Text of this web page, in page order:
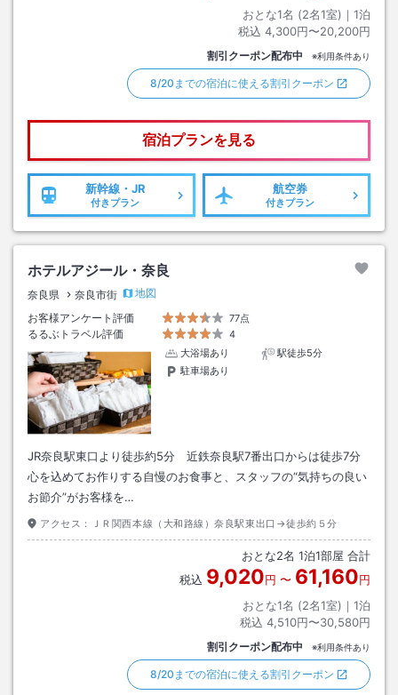
おとな1名 (2名1室)｜ 1泊
税込 4,300円〜20,200円
割引クーポン配布中 ※利用条件あり
8/20までの宿泊に使える割引クーポン
宿泊プランを見る
新幹線・JR
付きプラン
航空券
付きプラン
ホテルアジール・奈良
奈良県 奈良市街
地図
お客様アンケート評価
77点
るるぶトラベル評価
4
大浴場あり
駅徒歩5分
駐車場あり
JR奈良駅東口より徒歩約5分 近鉄奈良駅7番出口からは徒歩7分
心を込めてお作りする自慢のお食事と、スタッフの“気持ちの良い
お節介”がお客様を…
アクセス： ＪＲ関西本線（大和路線）奈良駅東出口→徒歩約５分
おとな2名 1泊1部屋 合計
税込 9,020円 〜 61,160円
おとな1名 (2名1室)｜ 1泊
税込 4,510円〜30,580円
割引クーポン配布中 ※利用条件あり
8/20までの宿泊に使える割引クーポン